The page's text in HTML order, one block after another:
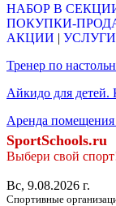
НАБОР В
ПОКУПКИ-
АКЦИИ | УСЛУГИ
Тренер по
Айкидо для
Аренда
SportSchools.ru
Выбери свой
Вс, 9.08.2026 г.
Спортивные